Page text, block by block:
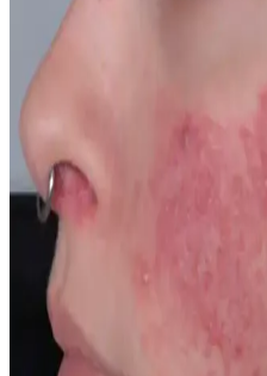
Etkili Bakım Yöntemleri
Düğün öncesi kirpik kopması
doğal iyileşme süreci 4-8 hafta
kaçınmak, hint yağı ve
Makyaj Temizleme
Korumada Etkili
Makyaj temizliği cilt sağlığını
Micellar su, yağ bazlı
yöntemler cildi nazikçe arındırır
Yakalı Gömleklerde
İçin Etkili Yöntemler ve